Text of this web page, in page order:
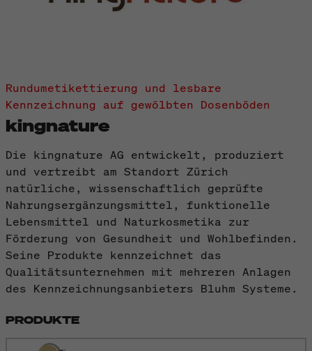
Rundumetikettierung und lesbare
Kennzeichnung auf gewölbten Dosenböden
kingnature
Die kingnature AG entwickelt, produziert
und vertreibt am Standort Zürich
natürliche, wissenschaftlich geprüfte
Nahrungsergänzungsmittel, funktionelle
Lebensmittel und Naturkosmetika zur
Förderung von Gesundheit und Wohlbefinden.
Seine Produkte kennzeichnet das
Qualitätsunternehmen mit mehreren Anlagen
des Kennzeichnungsanbieters Bluhm Systeme.
PRODUKTE